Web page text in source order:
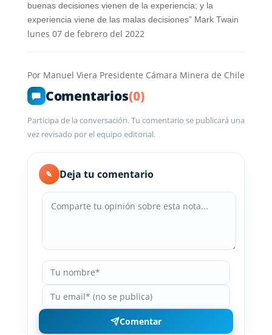
buenas decisiones vienen de la experiencia; y la
experiencia viene de las malas decisiones” Mark Twain
lunes 07 de febrero del 2022
Por Manuel Viera Presidente Cámara Minera de Chile
Comentarios(0)
Participa de la conversación. Tu comentario se publicará una
vez revisado por el equipo editorial.
✎ Deja tu comentario
Comentar